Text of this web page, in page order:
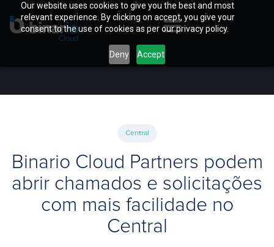
Our website uses cookies to give you the best and most
relevant experience. By clicking on accept, you give your
consent to the use of cookies as per our privacy policy.
Deny Accept
Central
Binario Cloud Partners podem
abrir chamados e solicitações
com mais facilidade no
Central